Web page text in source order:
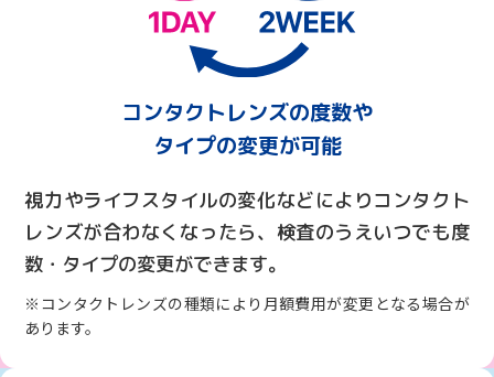
コンタクトレンズの度数や
タイプの変更が可能
視力やライフスタイルの変化などによりコンタクト
レンズが合わなくなったら、検査のうえいつでも度
数・タイプの変更ができます。
※コンタクトレンズの種類により月額費用が変更となる場合が
あります。